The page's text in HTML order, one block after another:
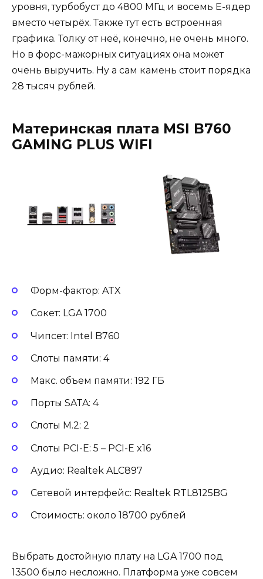
уровня, турбобуст до 4800 МГц и восемь E-ядер
вместо четырёх. Также тут есть встроенная
графика. Толку от неё, конечно, не очень много.
Но в форс-мажорных ситуациях она может
очень выручить. Ну а сам камень стоит порядка
28 тысяч рублей.
Материнская плата MSI B760
GAMING PLUS WIFI
Форм-фактор: ATX
Сокет: LGA 1700
Чипсет: Intel B760
Слоты памяти: 4
Макс. объем памяти: 192 ГБ
Порты SATA: 4
Слоты M.2: 2
Слоты PCI-E: 5 – PCI-E x16
Аудио: Realtek ALC897
Сетевой интерфейс: Realtek RTL8125BG
Стоимость: около 18700 рублей
Выбрать достойную плату на LGA 1700 под
13500 было несложно. Платформа уже совсем